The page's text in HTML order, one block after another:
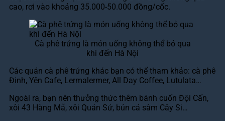
cao, rơi vào khoảng 35.000-50.000 đồng/cốc.
Cà phê trứng là món uống không thể bỏ qua
khi đến Hà Nội
Các quán cà phê trứng khác bạn có thể tham khảo: cà phê
Đinh, Yên Cafe, Lermalermer, All Day Coffee, Lutulata…
Ngoài ra, bạn nên thưởng thức thêm bánh cuốn Đội Cấn,
xôi 43 Hàng Mã, xôi Quán Sứ, bún cá sâm Cây Si…